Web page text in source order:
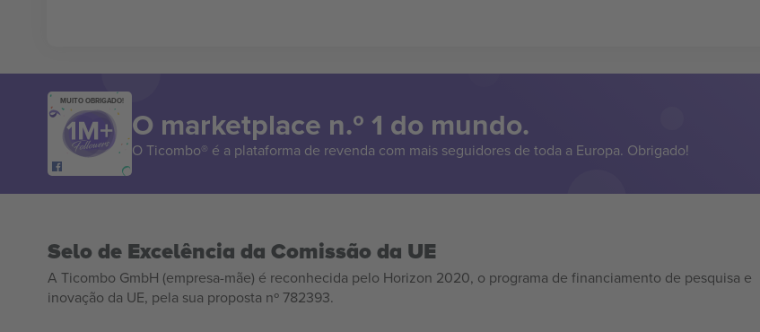
MUITO OBRIGADO!
O marketplace n.º 1 do mundo.
O Ticombo® é a plataforma de revenda com mais seguidores de toda a Europa. Obrigado!
Selo de Excelência da Comissão da UE
A Ticombo GmbH (empresa-mãe) é reconhecida pelo Horizon 2020, o programa de financiamento de pesquisa e
inovação da UE, pela sua proposta nº 782393.